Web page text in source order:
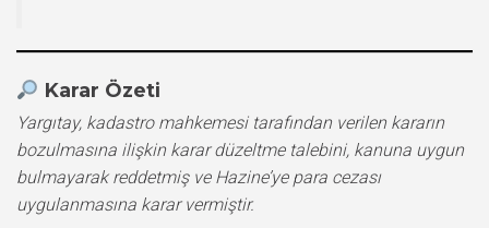
Karar Özeti
Yargıtay, kadastro mahkemesi tarafından verilen kararın
bozulmasına ilişkin karar düzeltme talebini, kanuna uygun
bulmayarak reddetmiş ve Hazine’ye para cezası
uygulanmasına karar vermiştir.